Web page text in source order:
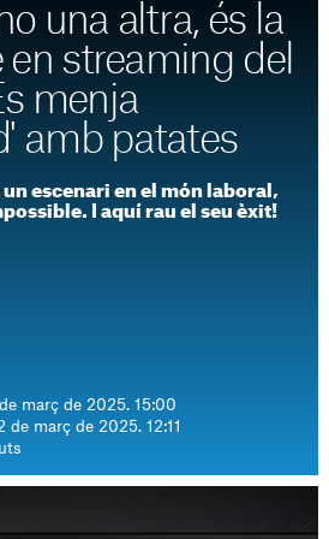
una altra, és la
streaming del
menja
amb patates
escenari en el món laboral,
I aquí rau el seu èxit!
març de 2025. 15:00
març de 2025. 12:11